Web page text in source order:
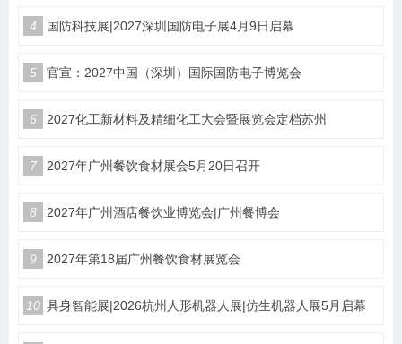
4 国防科技展|2027深圳国防电子展4月9日启幕
5 官宣：2027中国（深圳）国际国防电子博览会
6 2027化工新材料及精细化工大会暨展览会定档苏州
7 2027年广州餐饮食材展会5月20日召开
8 2027年广州酒店餐饮业博览会|广州餐博会
9 2027年第18届广州餐饮食材展览会
10 具身智能展|2026杭州人形机器人展|仿生机器人展5月启幕